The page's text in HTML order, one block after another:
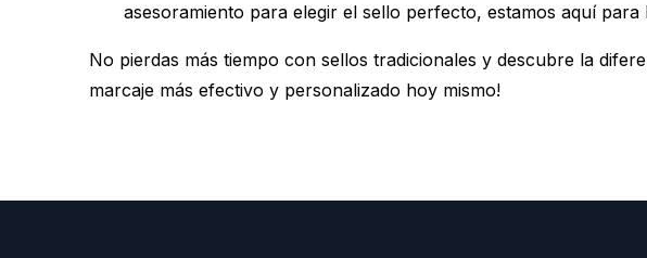
asesoramiento para elegir el sello perfecto, estamos aquí
No pierdas más tiempo con sellos tradicionales y descubre la
marcaje más efectivo y personalizado hoy mismo!